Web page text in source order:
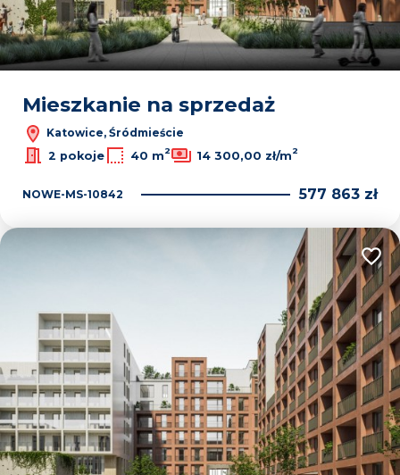
Mieszkanie na sprzedaż
Katowice, Śródmieście
2 pokoje
40 m2 14 300,00 zł/m2
NOWE-MS-10842 577 863 zł